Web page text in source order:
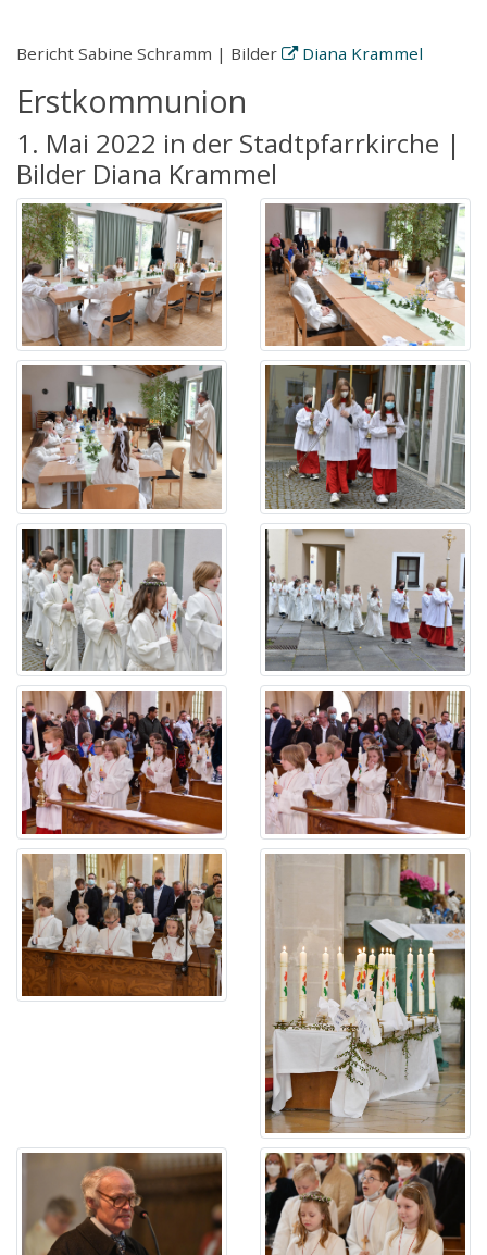
Bericht Sabine Schramm | Bilder Diana Krammel
Erstkommunion
1. Mai 2022 in der Stadtpfarrkirche |
Bilder Diana Krammel